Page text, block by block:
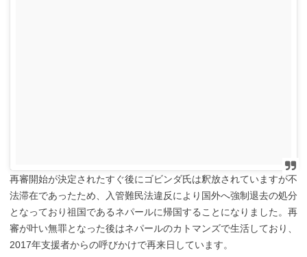
再審開始が決定されたすぐ後にゴビンダ氏は釈放されていますが不
法滞在であったため、入管難民法違反により国外へ強制退去の処分
となっており祖国であるネパールに帰国することになりました。再
審が叶い無罪となった後はネパールのカトマンズで生活しており、
2017年支援者からの呼びかけで再来日しています。